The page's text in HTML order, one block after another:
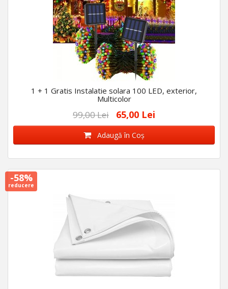
1 + 1 Gratis Instalatie solara 100 LED, exterior,
Multicolor
99,00 Lei 65,00 Lei
Adaugă în Coş
-58%
reducere